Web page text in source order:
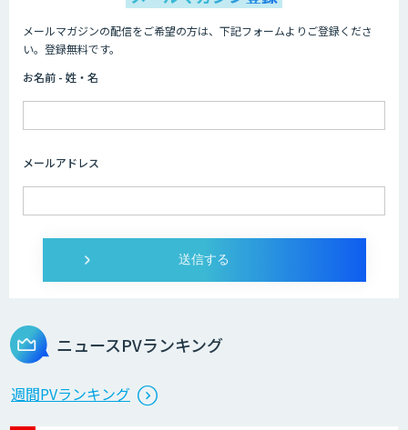
メールマガジンの配信をご希望の方は、下記フォームよりご登録くださ
い。登録無料です。
お名前 - 姓・名
メールアドレス
ニュースPVランキング
週間PVランキング